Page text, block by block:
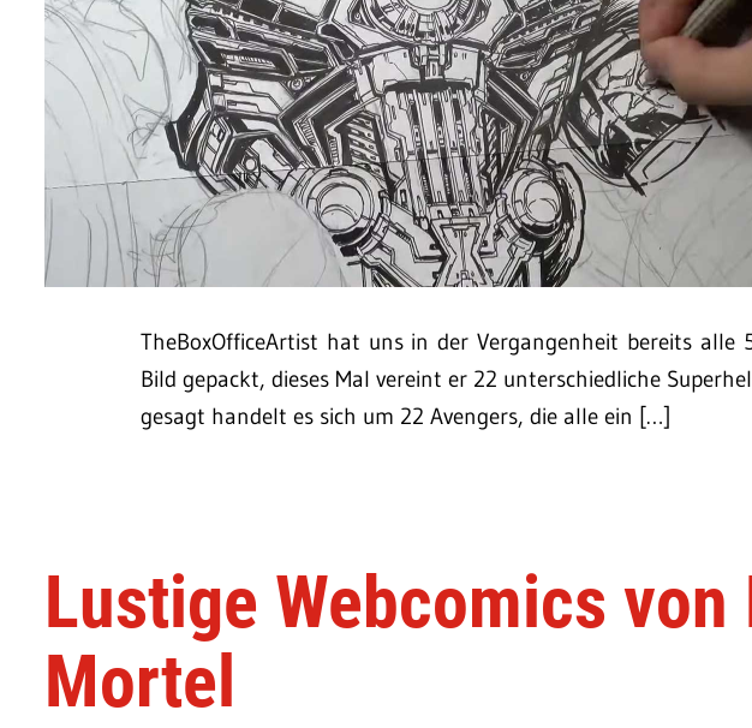
TheBoxOfficeArtist hat uns in der Vergangenheit bereits alle
Bild gepackt, dieses Mal vereint er 22 unterschiedliche
gesagt handelt es sich um 22 Avengers, die alle ein […]
Lustige Webcomics von
Mortel